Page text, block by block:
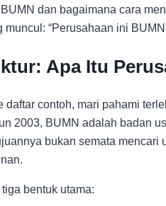
dan bagaimana cara
“Perusahaan ini
Apa Itu
daftar contoh, mari pahami
2003, BUMN adalah badan
bukan semata
bentuk utama: